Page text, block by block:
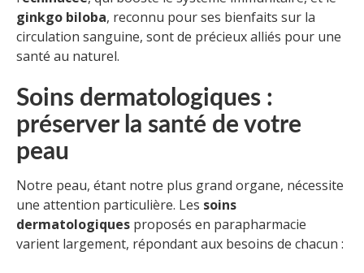
ginkgo biloba, reconnu pour ses bienfaits sur la
circulation sanguine, sont de précieux alliés pour une
santé au naturel.
Soins dermatologiques :
préserver la santé de votre
peau
Notre peau, étant notre plus grand organe, nécessite
une attention particulière. Les soins
dermatologiques proposés en parapharmacie
varient largement, répondant aux besoins de chacun :